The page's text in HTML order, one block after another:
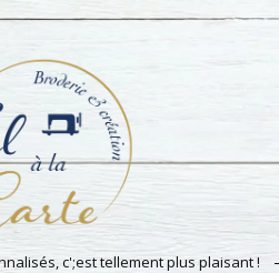
c';est tellement plus plaisant !